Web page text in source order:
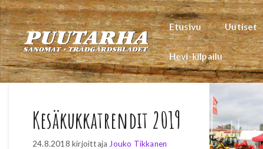
Siirry
sisältöön
Etusivu Uutiset
Hevi-kilpailu
Kesäkukkatrendit 2019
24.8.2018 kirjoittaja Jouko Tikkanen